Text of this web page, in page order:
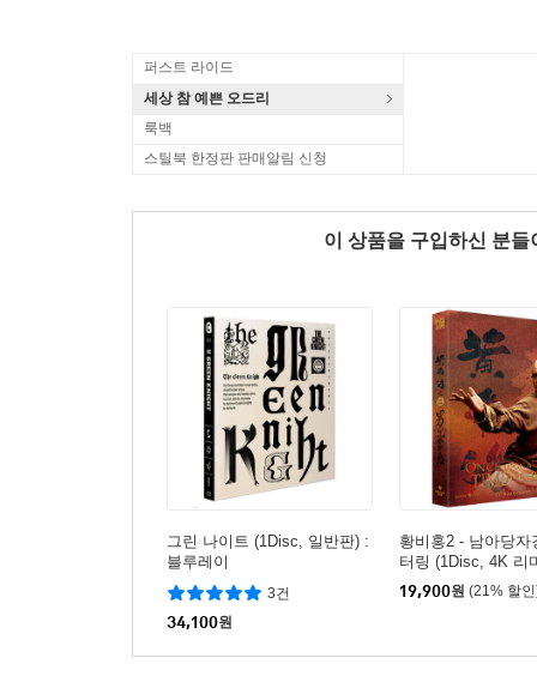
퍼스트 라이드
세상 참 예쁜 오드리
룩백
스틸북 한정판 판매알림 신청
이 상품을 구입하신 분
그린 나이트 (1Disc, 일반판) :
블루레이
3건
34,100원
황비홍2 - 남아당자
터링 (1Disc, 4K 리
풀슬립, 일반판) :
19,900원 (21% 할